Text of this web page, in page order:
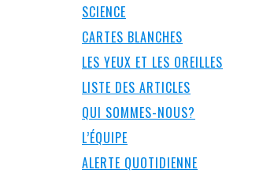
SCIENCE
CARTES BLANCHES
LES YEUX ET LES OREILLES
LISTE DES ARTICLES
QUI SOMMES-NOUS?
L’ÉQUIPE
ALERTE QUOTIDIENNE